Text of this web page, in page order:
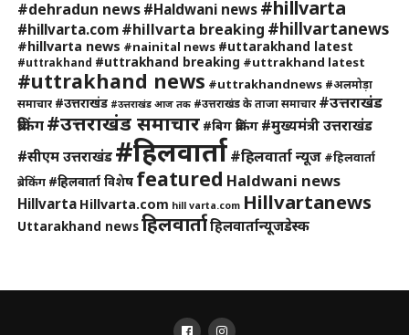
#dehradun news #Haldwani news #hillvarta
#hillvarta.com #hillvarta breaking #hillvartanews
#hillvarta news #nainital news #uttarakhand latest
#uttrakhand #uttrakhand breaking #uttrakhand latest
#uttrakhand news #uttrakhandnews #अलमोड़ा
समाचार #उत्तराखंड #उत्तराखंड आज तक #उत्तराखंड के ताजा समाचार #उत्तराखंड
ब्रेकिंग#उत्तराखंड समाचार #बिग ब्रेकिंग #मुख्यमंत्री उत्तराखंड
#सीएम उत्तराखंड #हिलवार्ता#हिलवार्ता न्यूज #हिलवार्ता
ब्रेकिंग #हिलवार्ता विशेष featured Haldwani news
Hillvarta Hillvarta.com hill varta.com Hillvartanews
Uttarakhand newsहिलवार्ताहिलवार्तान्यूजडेस्क